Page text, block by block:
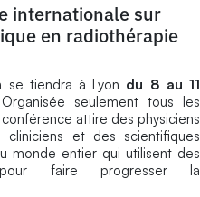
internationale sur
en radiothérapie
tiendra à Lyon du 8 au 11
seulement tous les
attire des physiciens
cliniciens et des scientifiques
monde entier qui utilisent des
pour faire progresser la